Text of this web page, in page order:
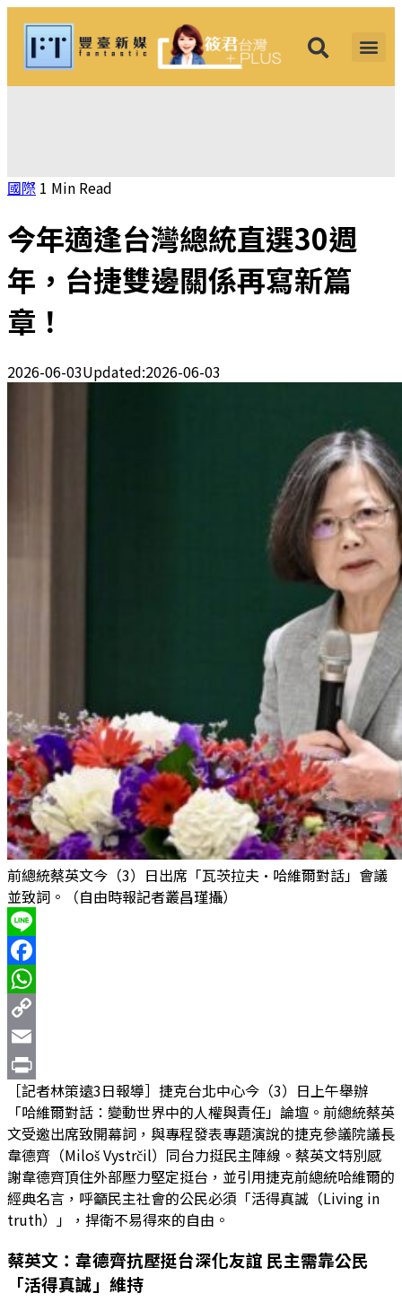
國際 1 Min Read
今年適逢台灣總統直選30週
年，台捷雙邊關係再寫新篇
章！
2026-06-03Updated:2026-06-03
前總統蔡英文今（3）日出席「瓦茨拉夫·哈維爾對話」會議
並致詞。（自由時報記者叢昌瑾攝）
Line
Facebook
WhatsApp
Copy
Link
Email
Print
［記者林策遠3日報導］捷克台北中心今（3）日上午舉辦
「哈維爾對話：變動世界中的人權與責任」論壇。前總統蔡英
文受邀出席致開幕詞，與專程發表專題演說的捷克參議院議長
韋德齊（Miloš Vystrčil）同台力挺民主陣線。蔡英文特別感
謝韋德齊頂住外部壓力堅定挺台，並引用捷克前總統哈維爾的
經典名言，呼籲民主社會的公民必須「活得真誠（Living in
truth）」，捍衛不易得來的自由。
蔡英文：韋德齊抗壓挺台深化友誼 民主需靠公民
「活得真誠」維持